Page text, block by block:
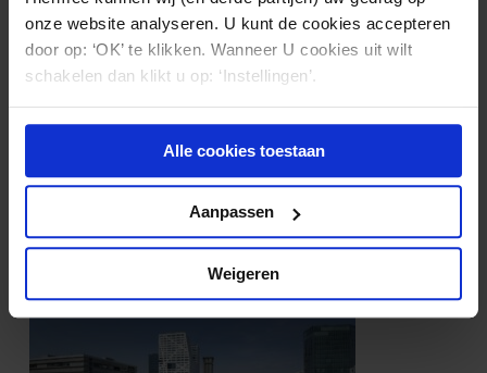
onze website analyseren. U kunt de cookies accepteren
door op: ‘OK’ te klikken. Wanneer U cookies uit wilt
schakelen dan klikt u op: ‘Instellingen’.
Alle cookies toestaan
Aanpassen
Weigeren
Nieuws & kennis
Ook interessant?